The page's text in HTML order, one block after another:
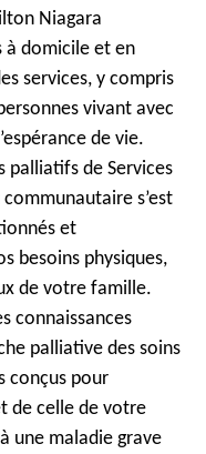
Niagara
à domicile et en
services, y compris
vivant avec
de vie.
palliatifs de Services
s’est
et
besoins physiques,
de votre famille.
connaissances
palliative des soins
conçus pour
de celle de votre
une maladie grave